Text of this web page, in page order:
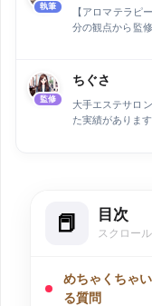
執筆
【アロマテラピ
分の観点から監修。】 取材・市場調査を担当し、
の専門家として
ショップの管理
す。特に、企業
設2ヶ月で予約数
監修
ちぐさ
大手エステサロ
た実績がありま
目次
スクロー
めちゃくちゃ
る質問